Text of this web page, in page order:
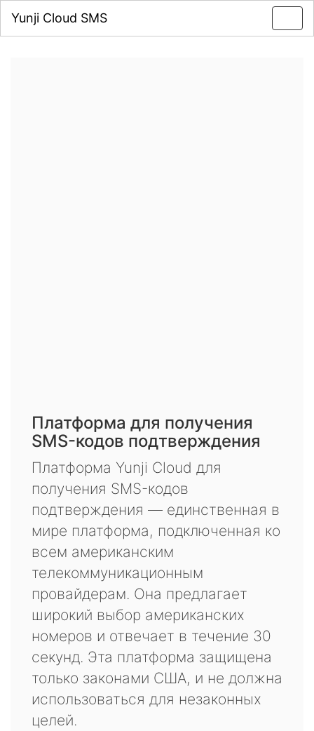
Yunji Cloud SMS
Платформа для получения
SMS-кодов подтверждения
Платформа Yunji Cloud для
получения SMS-кодов
подтверждения — единственная в
мире платформа, подключенная ко
всем американским
телекоммуникационным
провайдерам. Она предлагает
широкий выбор американских
номеров и отвечает в течение 30
секунд. Эта платформа защищена
только законами США, и не должна
использоваться для незаконных
целей.